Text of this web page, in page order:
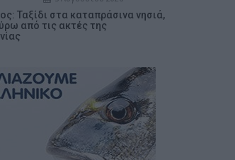
Ταξίδι στα καταπράσινα νησιά,
από τις ακτές της